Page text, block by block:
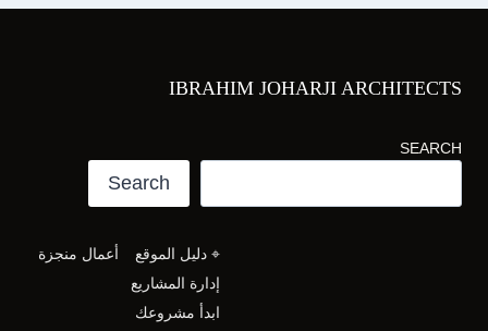
IBRAHIM JOHARJI ARCHITECTS
SEARCH
Search
⌖ دليل الموقع
أعمال منجزة
إدارة المشاريع
ابدأ مشروعك